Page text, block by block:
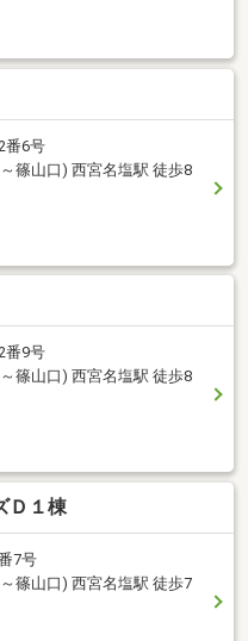
番6号
篠山口) 西宮名塩駅 徒歩8
番9号
篠山口) 西宮名塩駅 徒歩8
Ｄ１棟
7号
篠山口) 西宮名塩駅 徒歩7